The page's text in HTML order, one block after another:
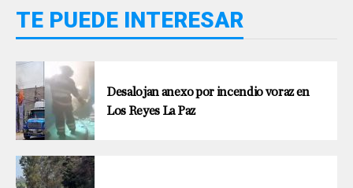
TE PUEDE INTERESAR
Desalojan anexo por incendio voraz en
Los Reyes La Paz